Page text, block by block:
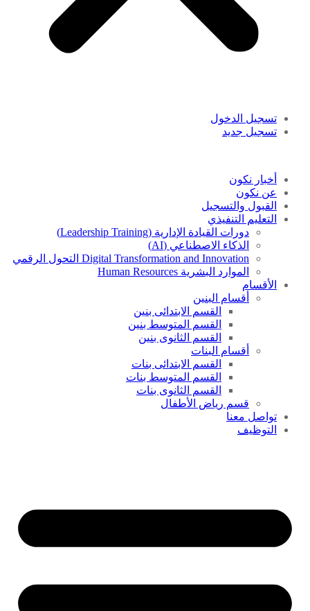
تسجيل الدخول
تسجيل جديد
أخبار نكون
عن نكون
القبول والتسجيل
التعليم التنفيذي
دورات القيادة الإدارية (Leadership Training)
الذكاء الاصطناعي (AI)
Digital Transformation and Innovation التحول الرقمي
الموارد البشرية Human Resources
الأقسام
أقسام البنين
القسم الابتدائى بنين
القسم المتوسط بنين
القسم الثانوى بنين
أقسام البنات
القسم الابتدائى بنات
القسم المتوسط بنات
القسم الثانوى بنات
قسم رياض الأطفال
تواصل معنا
التوظيف